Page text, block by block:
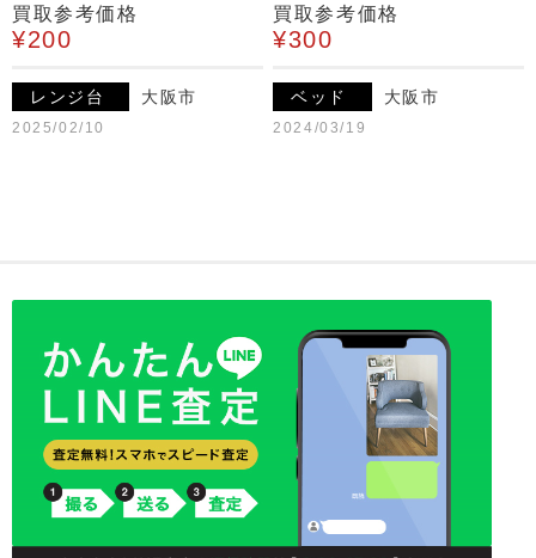
買取参考価格
¥200
レンジ台 大阪市
2025/02/10
買取参考価格
¥300
ベッド 大阪市
2024/03/19